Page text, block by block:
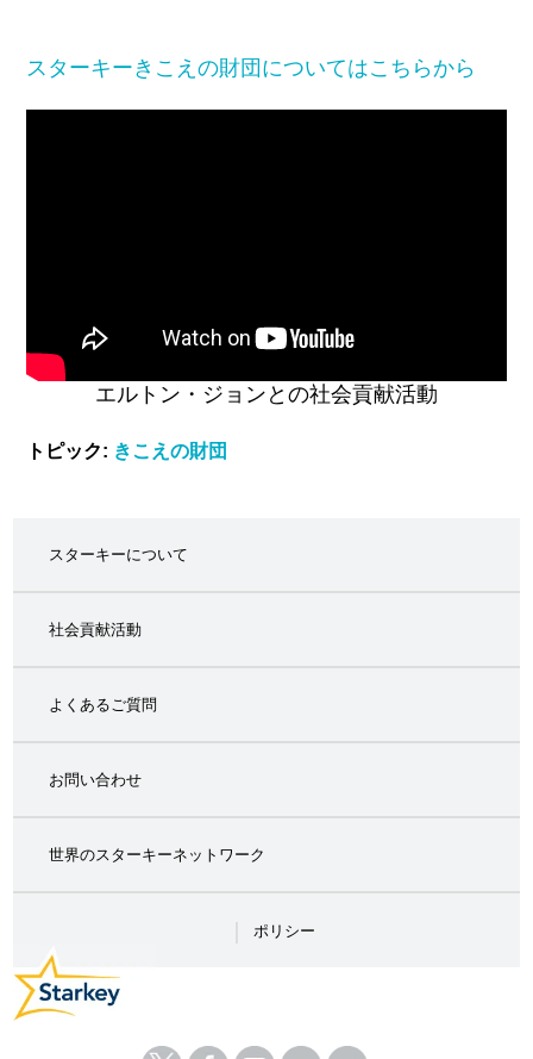
スターキーきこえの財団についてはこちらから
エルトン・ジョンとの社会貢献活動
トピック: きこえの財団
スターキーについて
社会貢献活動
よくあるご質問
お問い合わせ
世界のスターキーネットワーク
ポリシー